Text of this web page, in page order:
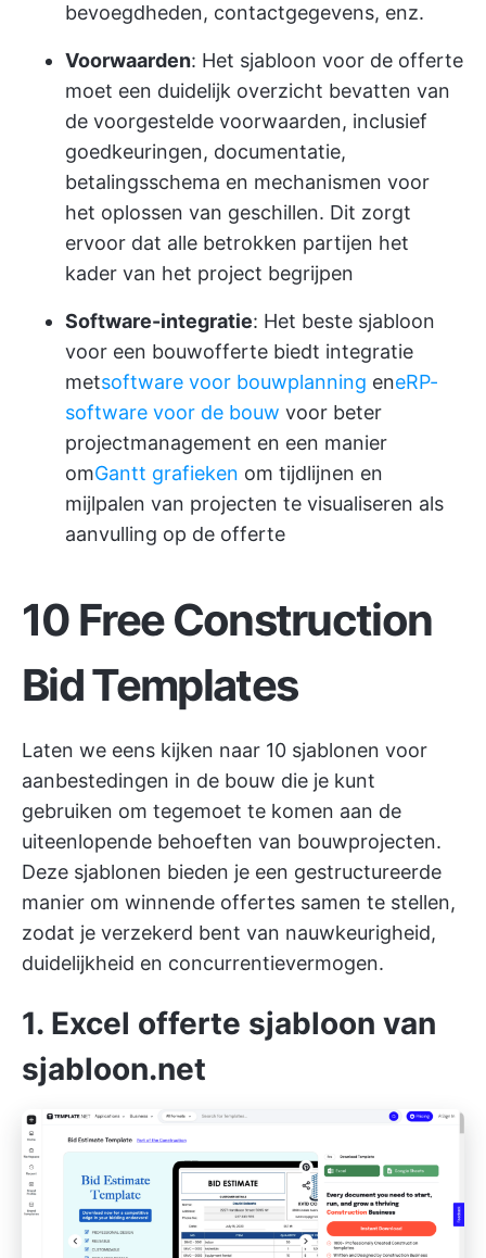
bevoegdheden, contactgegevens, enz.
Voorwaarden: Het sjabloon voor de offerte
moet een duidelijk overzicht bevatten van
de voorgestelde voorwaarden, inclusief
goedkeuringen, documentatie,
betalingsschema en mechanismen voor
het oplossen van geschillen. Dit zorgt
ervoor dat alle betrokken partijen het
kader van het project begrijpen
Software-integratie: Het beste sjabloon
voor een bouwofferte biedt integratie
metsoftware voor bouwplanning eneRP-
software voor de bouw voor beter
projectmanagement en een manier
omGantt grafieken om tijdlijnen en
mijlpalen van projecten te visualiseren als
aanvulling op de offerte
10 Free Construction
Bid Templates
Laten we eens kijken naar 10 sjablonen voor
aanbestedingen in de bouw die je kunt
gebruiken om tegemoet te komen aan de
uiteenlopende behoeften van bouwprojecten.
Deze sjablonen bieden je een gestructureerde
manier om winnende offertes samen te stellen,
zodat je verzekerd bent van nauwkeurigheid,
duidelijkheid en concurrentievermogen.
1. Excel offerte sjabloon van
sjabloon.net